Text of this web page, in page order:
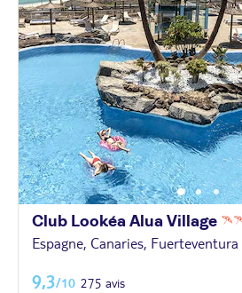
Club Lookéa Alua Village
Espagne, Canaries, Fuerteventura
9,3/10 275 avis